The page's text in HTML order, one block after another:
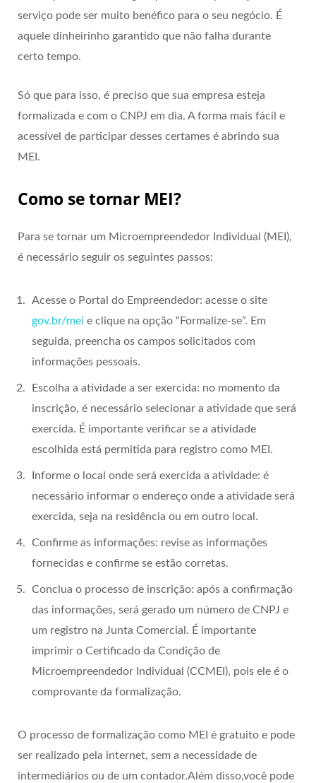
serviço pode ser muito benéfico para o seu negócio. É
aquele dinheirinho garantido que não falha durante
certo tempo.
Só que para isso, é preciso que sua empresa esteja
formalizada e com o CNPJ em dia. A forma mais fácil e
acessível de participar desses certames é abrindo sua
MEI.
Como se tornar MEI?
Para se tornar um Microempreendedor Individual (MEI),
é necessário seguir os seguintes passos:
Acesse o Portal do Empreendedor: acesse o site
gov.br/mei e clique na opção “Formalize-se”. Em
seguida, preencha os campos solicitados com
informações pessoais.
Escolha a atividade a ser exercida: no momento da
inscrição, é necessário selecionar a atividade que será
exercida. É importante verificar se a atividade
escolhida está permitida para registro como MEI.
Informe o local onde será exercida a atividade: é
necessário informar o endereço onde a atividade será
exercida, seja na residência ou em outro local.
Confirme as informações: revise as informações
fornecidas e confirme se estão corretas.
Conclua o processo de inscrição: após a confirmação
das informações, será gerado um número de CNPJ e
um registro na Junta Comercial. É importante
imprimir o Certificado da Condição de
Microempreendedor Individual (CCMEI), pois ele é o
comprovante da formalização.
O processo de formalização como MEI é gratuito e pode
ser realizado pela internet, sem a necessidade de
intermediários ou de um contador.Além disso,você pode